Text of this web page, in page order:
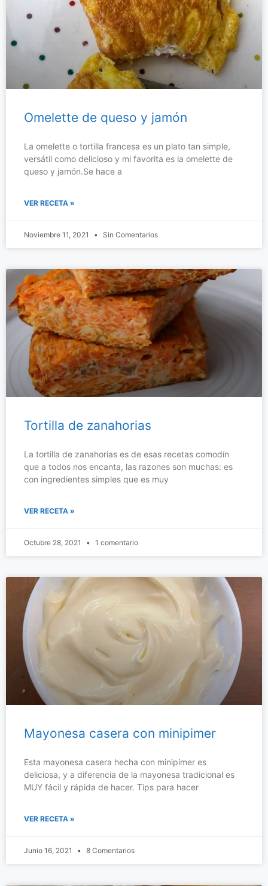
Omelette de queso y jamón
La omelette o tortilla francesa es un plato tan simple,
versátil como delicioso y mi favorita es la omelette de
queso y jamón.Se hace a
VER RECETA »
Noviembre 11, 2021 Sin Comentarios
Tortilla de zanahorias
La tortilla de zanahorias es de esas recetas comodín
que a todos nos encanta, las razones son muchas: es
con ingredientes simples que es muy
VER RECETA »
Octubre 28, 2021 1 comentario
Mayonesa casera con minipimer
Esta mayonesa casera hecha con minipimer es
deliciosa, y a diferencia de la mayonesa tradicional es
MUY fácil y rápida de hacer. Tips para hacer
VER RECETA »
Junio 16, 2021 8 Comentarios